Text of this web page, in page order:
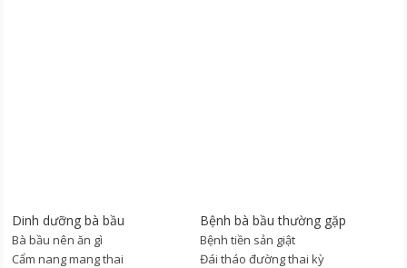
Dinh dưỡng bà bầu
Bà bầu nên ăn gì
Cẩm nang mang thai
Bệnh bà bầu thường gặp
Bệnh tiền sản giật
Đái tháo đường thai kỳ